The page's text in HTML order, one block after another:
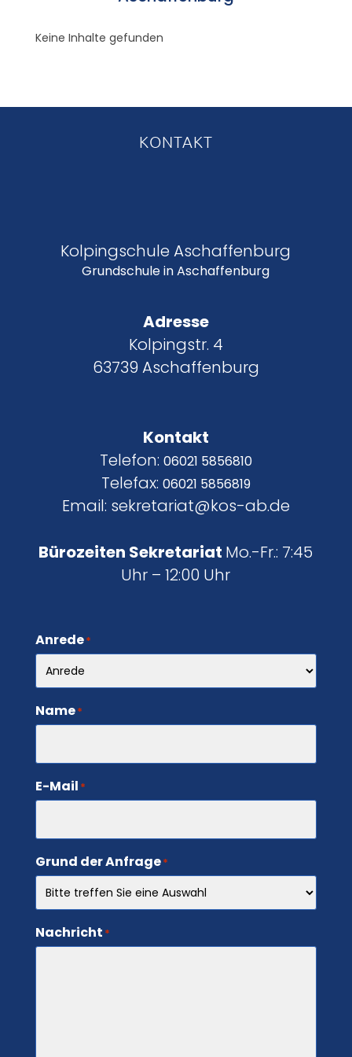
Keine Inhalte gefunden
KONTAKT
Kolpingschule Aschaffenburg
Grundschule in Aschaffenburg
Adresse
Kolpingstr. 4
63739 Aschaffenburg
Kontakt
Telefon: 06021 5856810
Telefax: 06021 5856819
Email: sekretariat@kos-ab.de
Bürozeiten Sekretariat Mo.-Fr.: 7:45
Uhr – 12:00 Uhr
Anrede*
Name*
E-Mail *
Grund der Anfrage*
Nachricht *